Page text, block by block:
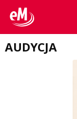
AUDYCJA